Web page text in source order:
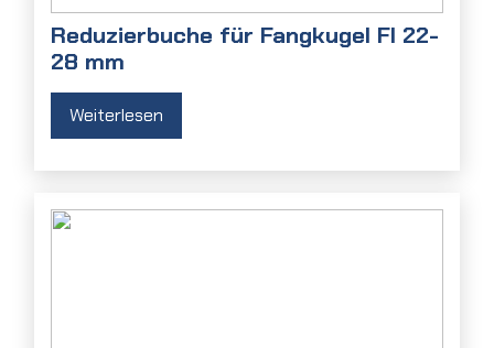
Reduzierbuche für Fangkugel FI 22-
28 mm
Weiterlesen